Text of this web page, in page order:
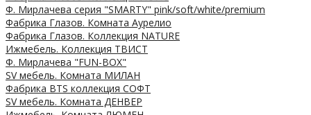
Ф. Мирлачева серия "SMARTY" pink/soft/white/premium
Фабрика Глазов. Комната Аурелио
Фабрика Глазов. Коллекция NATURE
Ижмебель. Коллекция ТВИСТ
Ф. Мирлачева "FUN-BOX"
SV мебель. Комната МИЛАН
Фабрика BTS коллекция СОФТ
SV мебель. Комната ДЕНВЕР